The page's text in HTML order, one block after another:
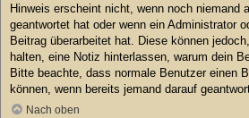
Hinweis erscheint nicht, wenn noch niemand
geantwortet hat oder wenn ein Administrator
Beitrag überarbeitet hat. Diese können
halten, eine Notiz hinterlassen, warum dein
Bitte beachte, dass normale Benutzer einen
können, wenn bereits jemand darauf
Nach oben